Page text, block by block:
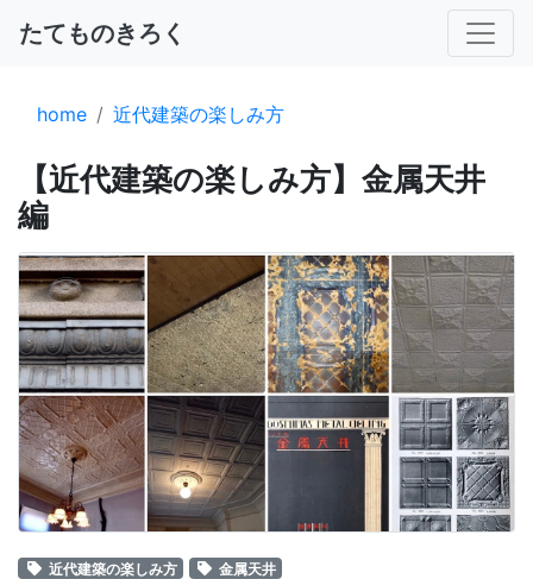
たてものきろく
home 近代建築の楽しみ方
【近代建築の楽しみ方】金属天井
編
近代建築の楽しみ方
金属天井